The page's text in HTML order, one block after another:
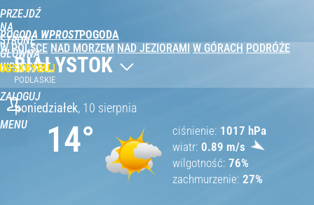
PRZEJDŹ
NA
STRONĘ
GŁÓWNĄ
WPROST.PL
POGODA WPROST
W POLSCE NAD MORZEM NAD JEZIORAMI W GÓRACH PODRÓŻE
ZALOGUJ
MENU
BIAŁYSTOK
PODLASKIE
poniedziałek, 10 sierpnia
14° ciśnienie 1017 hPa
wiatr 0.89 m/s
wilgotność 76%
zachmurzenie 27%